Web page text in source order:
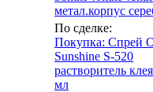
метал.корпус
По сделке:
Покупка: Спрей
Sunshine S-520
растворитель
мл